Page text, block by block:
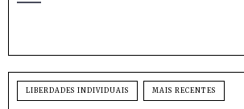
LIBERDADES INDIVIDUAIS MAIS RECENTES